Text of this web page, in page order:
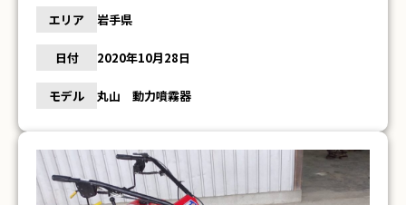
エリア 岩手県
日付 2020年10月28日
モデル 丸山 動力噴霧器